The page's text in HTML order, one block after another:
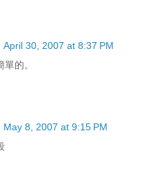
April 30, 2007 at 8:37 PM
的。
May 8, 2007 at 9:15 PM